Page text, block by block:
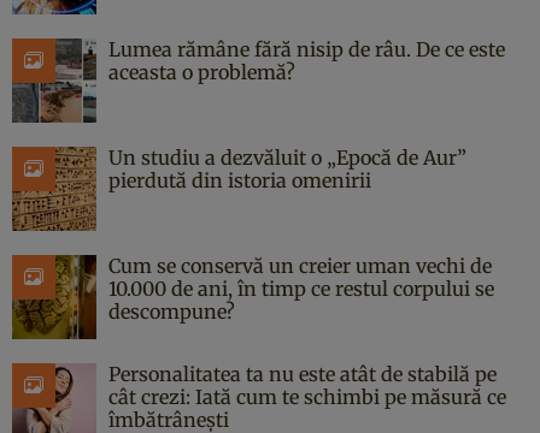
Lumea rămâne fără nisip de râu. De ce este
aceasta o problemă?
Un studiu a dezvăluit o „Epocă de Aur”
pierdută din istoria omenirii
Cum se conservă un creier uman vechi de
10.000 de ani, în timp ce restul corpului se
descompune?
Personalitatea ta nu este atât de stabilă pe
cât crezi: Iată cum te schimbi pe măsură ce
îmbătrânești